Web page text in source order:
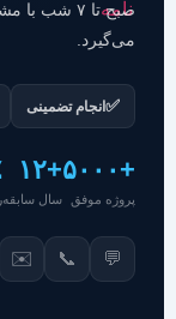
صبح تا ۷
می‌گیرد.
✅انجام تضمینی
+۵۰۰۰
پروژه موفق
+۱۲
سال سابقه
💬
📞
✉️